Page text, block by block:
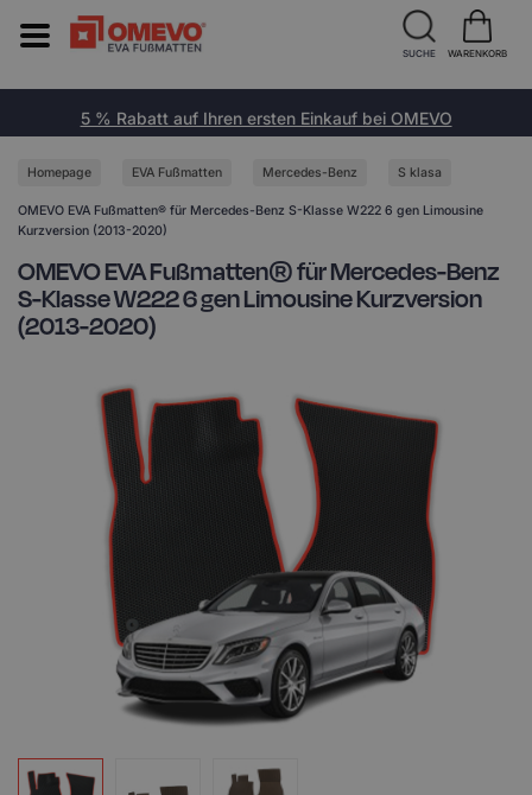
5 % Rabatt auf Ihren ersten Einkauf bei OMEVO
Homepage EVA Fußmatten Mercedes-Benz S klasa
OMEVO EVA Fußmatten® für Mercedes-Benz S-Klasse W222 6 gen Limousine
Kurzversion (2013-2020)
OMEVO EVA Fußmatten® für Mercedes-Benz
S-Klasse W222 6 gen Limousine Kurzversion
(2013-2020)
SUCHE WARENKORB